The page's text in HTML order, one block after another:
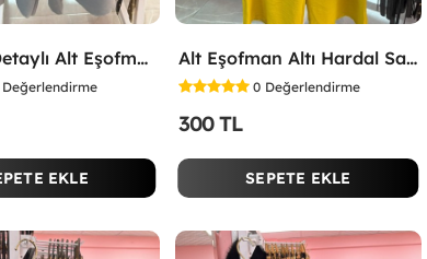
Yırtmaç Detaylı Alt Eşofman Altı Gri
Değerlendirme
EKLE
Alt Eşofman Altı Hardal Sarısı
0 Değerlendirme
300 TL
SEPETE EKLE